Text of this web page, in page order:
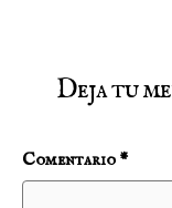
Deja tu
Comentario*